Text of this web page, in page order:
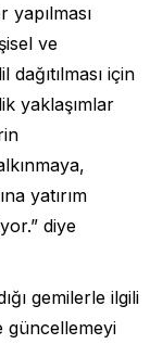
ve
için
yaklaşımlar
yatırım
diye
gemilerle ilgili
güncellemeyi